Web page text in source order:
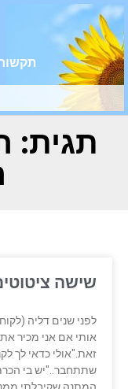
תגית:
שישה
לפני שנים דליה
אותי אם אני מכיר
זאת."אולי כדאי לך
שתתחבר.."יש בי